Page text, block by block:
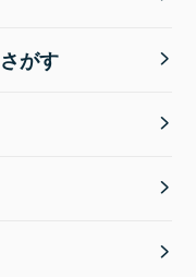
がす